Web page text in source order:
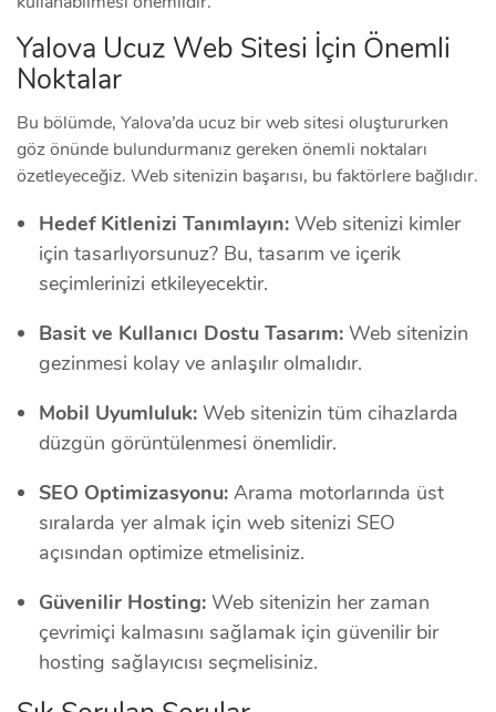
Yalova Ucuz Web Sitesi İçin Önemli
Noktalar
Bu bölümde, Yalova’da ucuz bir web sitesi oluştururken
göz önünde bulundurmanız gereken önemli noktaları
özetleyeceğiz. Web sitenizin başarısı, bu faktörlere bağlıdır.
Hedef Kitlenizi Tanımlayın: Web sitenizi kimler
için tasarlıyorsunuz? Bu, tasarım ve içerik
seçimlerinizi etkileyecektir.
Basit ve Kullanıcı Dostu Tasarım: Web sitenizin
gezinmesi kolay ve anlaşılır olmalıdır.
Mobil Uyumluluk: Web sitenizin tüm cihazlarda
düzgün görüntülenmesi önemlidir.
SEO Optimizasyonu: Arama motorlarında üst
sıralarda yer almak için web sitenizi SEO
açısından optimize etmelisiniz.
Güvenilir Hosting: Web sitenizin her zaman
çevrimiçi kalmasını sağlamak için güvenilir bir
hosting sağlayıcısı seçmelisiniz.